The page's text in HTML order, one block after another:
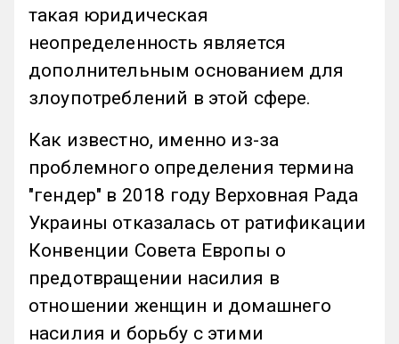
такая юридическая
неопределенность является
дополнительным основанием для
злоупотреблений в этой сфере.
Как известно, именно из-за
проблемного определения термина
"гендер" в 2018 году Верховная Рада
Украины отказалась от ратификации
Конвенции Совета Европы о
предотвращении насилия в
отношении женщин и домашнего
насилия и борьбу с этими